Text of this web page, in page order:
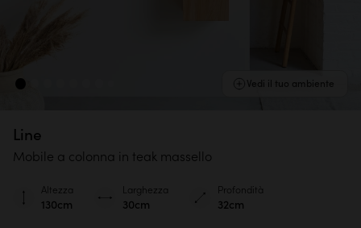
Vedi il tuo ambiente
Line
Mobile a colonna in teak massello
Altezza
130cm
Larghezza
30cm
Profondità
32cm